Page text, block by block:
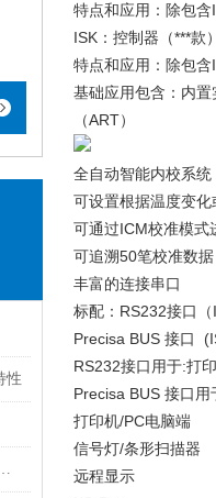
性
力锂电池行业精准称重
特点和应用：除包
ISK：控制器（***款
特点和应用：除包
基础应用包含：内
（ART）
全自动智能内校系统
可设置根据温度变
可通过ICM校准模式
可追溯50笔校准数据
丰富的连接串口
标配：RS232接口
Precisa BUS 接口
RS232接口用于:打
Precisa BUS 接口用
打印机/PC电脑端
信号灯/条形扫描器
远程显示